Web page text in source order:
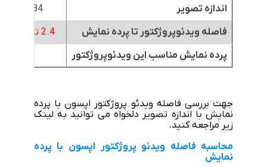
اندازه تصویر
84 اینچ
فاصله ویدئوپروژکتور تا پرده نمایش
2.4 تا 3.9 متر
پرده نمایش مناسب این ویدئوپروژکتور
جهت بررسی فاصله ویدئو پروژکتور اپسون با پرده
نمایش با اندازه تصویر دلخواه می توانید به لینک
زیر مراجعه کنید.
محاسبه فاصله ویدئو پروژکتور اپسون با پرده
نمایش